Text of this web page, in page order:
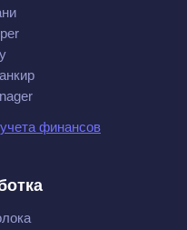
финансов